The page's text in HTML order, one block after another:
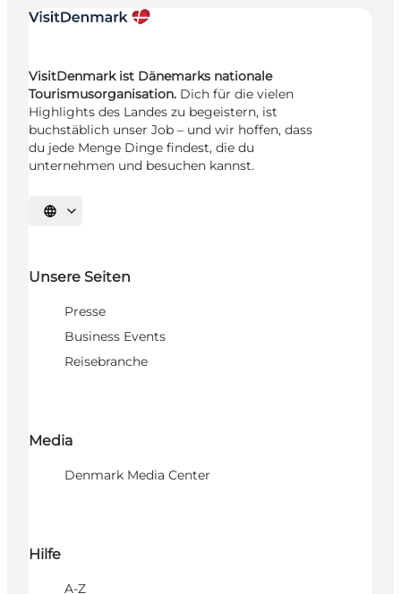
VisitDenmark ist Dänemarks nationale
Tourismusorganisation. Dich für die vielen
Highlights des Landes zu begeistern, ist
buchstäblich unser Job – und wir hoffen, dass
du jede Menge Dinge findest, die du
unternehmen und besuchen kannst.
Sprache auswählen
Unsere Seiten
Presse
Business Events
Reisebranche
Media
Denmark Media Center
Hilfe
A-Z